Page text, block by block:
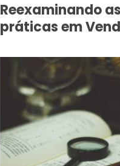
Reexaminando
práticas em